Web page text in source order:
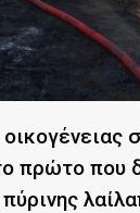
πρώτο που